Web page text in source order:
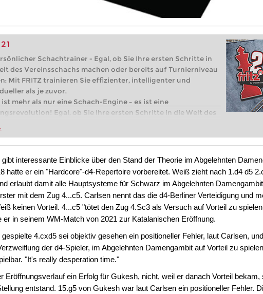
Schachtrainer - Egal, ob Sie Ihre ersten Schritte in
des Vereinsschachs machen oder bereits auf Turnierniveau
Mit FRITZ trainieren Sie effizienter, intelligenter und
als je zuvor.
ist mehr als nur eine Schach-Engine – es ist eine
Egal, ob Sie Ihre ersten Schritte in die Welt des
machen oder bereits auf Turnierniveau spielen: Mit
interessante Einblicke über den Stand der Theorie im Abgelehnten
hatte er ein "Hardcore"-d4-Repertoire vorbereitet. Weiß zieht nach 1.d4 d5
erlaubt damit alle Hauptsysteme für Schwarz im Abgelehnten
mit dem Zug 4...c5. Carlsen nennt das die d4-Berliner Verteidigung und
keinen Vorteil. 4...c5 "tötet den Zug 4.Sc3 als Versuch auf Vorteil zu
er in seinem WM-Match von 2021 zur Katalanischen Eröffnung.
4.cxd5 sei objektiv gesehen ein positioneller Fehler, laut Carlsen,
der d4-Spieler, im Abgelehnten Damengambit auf Vorteil zu
"It's really desperation time."
Eröffnungsverlauf ein Erfolg für Gukesh, nicht, weil er danach Vorteil bekam,
entstand. 15.g5 von Gukesh war laut Carlsen ein positioneller Fehler.